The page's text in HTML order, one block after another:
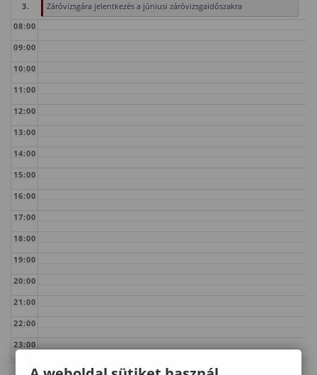
3.
Záróvizsgára jelentkezés a júniusi záróvizsgaidőszakra
08:00
09:00
10:00
11:00
12:00
13:00
14:00
15:00
16:00
17:00
18:00
19:00
20:00
21:00
22:00
23:00